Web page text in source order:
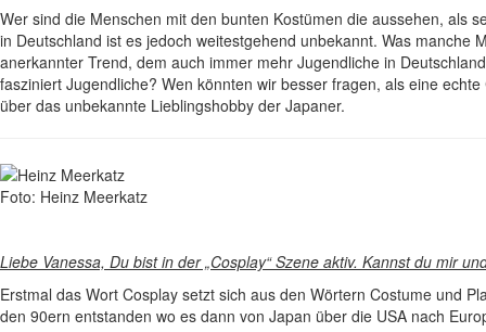
Wer sind die Menschen mit den bunten Kostümen die aussehen, als
in Deutschland ist es jedoch weitestgehend unbekannt. Was manche
anerkannter Trend, dem auch immer mehr Jugendliche in
fasziniert Jugendliche? Wen könnten wir besser fragen, als eine
über das unbekannte Lieblingshobby der Japaner.
Foto: Heinz Meerkatz
Liebe Vanessa, Du bist in der „Cosplay“ Szene aktiv. Kannst du mir
Erstmal das Wort Cosplay setzt sich aus den Wörtern Costume und
den 90ern entstanden wo es dann von Japan über die USA nach